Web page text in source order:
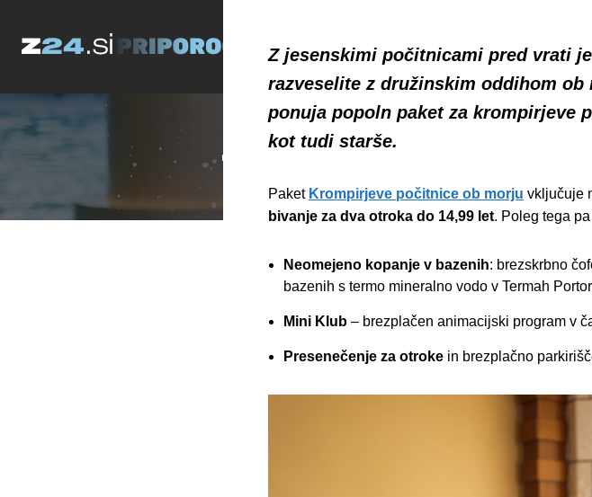
jih še niste
Z jesenskimi počitnicami pred vrati
razveselite z družinskim oddihom
ponuja popoln paket za krompirjeve
kot tudi starše.
Paket Krompirjeve počitnice ob morju vključuje
bivanje za dva otroka do 14,99 let. Poleg tega pa
Neomejeno kopanje v bazenih: brezskrbno
bazenih s termo mineralno vodo v Termah
Mini Klub – brezplačen animacijski program v
Presenečenje za otroke in brezplačno